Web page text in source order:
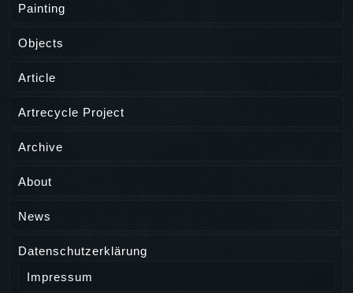
Painting
Objects
Article
Artrecycle Project
Archive
About
News
Datenschutzerklärung
Impressum